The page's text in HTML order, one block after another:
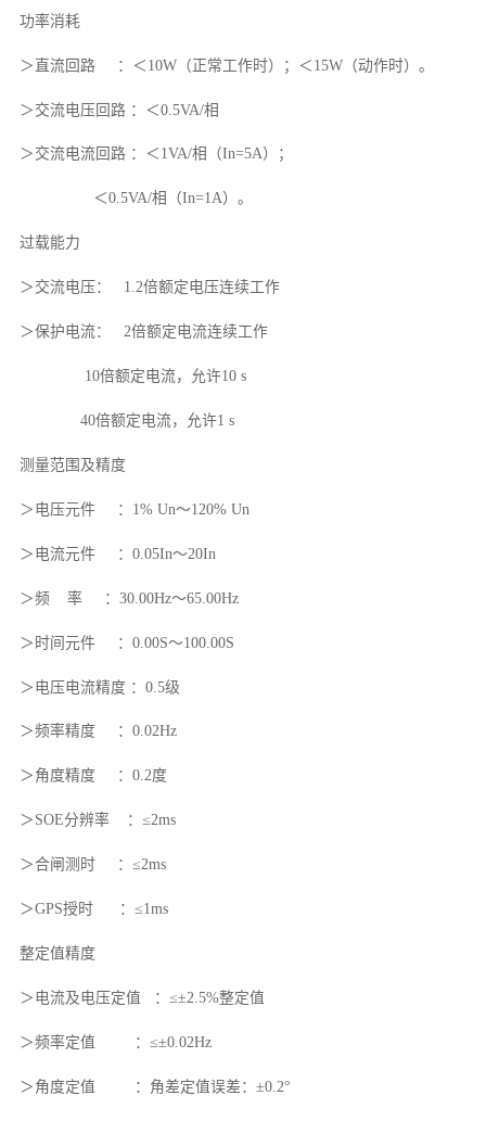
功率消耗
＞直流回路 ：＜10W（正常工作时）；＜15W（动作时）。
＞交流电压回路 ：＜0.5VA/相
＞交流电流回路 ：＜1VA/相（In=5A）；
＜0.5VA/相（In=1A）。
过载能力
＞交流电压： 1.2倍额定电压连续工作
＞保护电流： 2倍额定电流连续工作
10倍额定电流，允许10 s
40倍额定电流，允许1 s
测量范围及精度
＞电压元件 ：1% Un～120% Un
＞电流元件 ：0.05In～20In
＞频 率 ：30.00Hz～65.00Hz
＞时间元件 ：0.00S～100.00S
＞电压电流精度 ：0.5级
＞频率精度 ：0.02Hz
＞角度精度 ：0.2度
＞SOE分辨率 ：≤2ms
＞合闸测时 ：≤2ms
＞GPS授时 ：≤1ms
整定值精度
＞电流及电压定值 ：≤±2.5%整定值
＞频率定值 ：≤±0.02Hz
＞角度定值 ：角差定值误差：±0.2°